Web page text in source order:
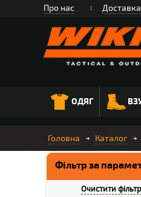
Про нас Доставка
ОДЯГ
Головна Каталог
Фільтр за
Очистити фільтр